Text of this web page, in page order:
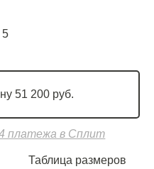
5
51 200 руб.
4 платежа в Сплит
Таблица размеров